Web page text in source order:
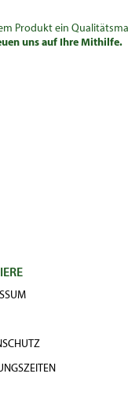
Produkt ein
uns auf Ihre Mithilfe.